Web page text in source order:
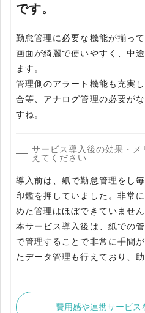
です。
勤怠管理に必要な機能が揃って
画面が綺麗で使いやすく、中
ます。
管理側のアラート機能も充実
合等、アナログ管理の必要が
すね。
サービス導入後の効果・
えてください
導入前は、紙で勤怠管理をし
印鑑を押していました。非常
めた管理はほぼできていません
本サービス導入後は、紙での
で管理することで非常に手間
たデータ管理も行えており、助
費用感や連携サービス